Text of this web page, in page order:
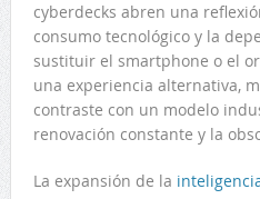
cyberdecks abren una
consumo tecnológico y la
sustituir el smartphone o el
una experiencia alternativa,
contraste con un modelo
renovación constante y la
La expansión de la